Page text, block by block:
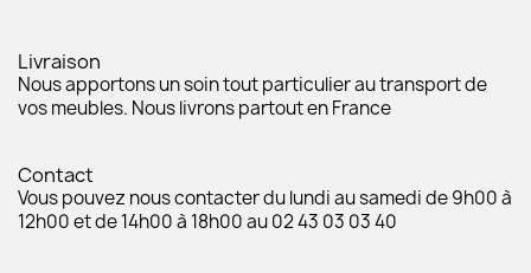
Livraison
Nous apportons un soin tout particulier au transport de
vos meubles. Nous livrons partout en France
Contact
Vous pouvez nous contacter du lundi au samedi de 9h00 à
12h00 et de 14h00 à 18h00 au 02 43 03 03 40